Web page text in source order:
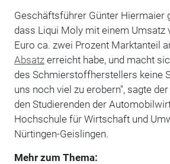
Geschäftsführer Günter Hiermaier
dass Liqui Moly mit einem Umsatz
Euro ca. zwei Prozent Marktanteil
Absatzerreicht habe, und macht
des Schmierstoffherstellers keine
uns noch viel zu erobern", sagte
den Studierenden der
Hochschule für Wirtschaft und
Nürtingen-Geislingen.
Mehr zum Thema: